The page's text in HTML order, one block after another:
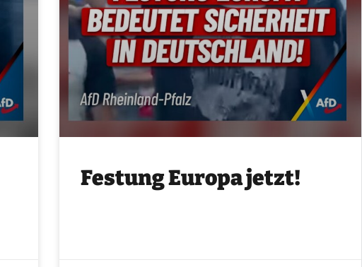
Festung Europa jetzt!